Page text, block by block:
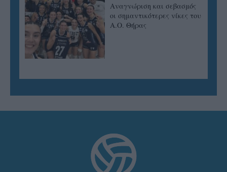
Αναγνώριση και σεβασμός
οι σημαντικότερες νίκες του
Α.Ο. Θήρας